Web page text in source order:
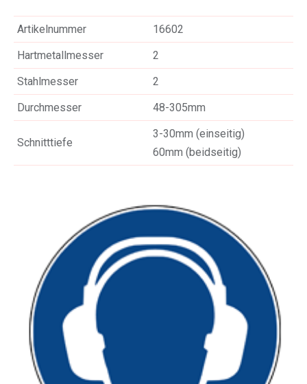
Artikelnummer
16602
Hartmetallmesser
2
Stahlmesser
2
Durchmesser
48-305mm
Schnitttiefe
3-30mm (einseitig)
60mm (beidseitig)